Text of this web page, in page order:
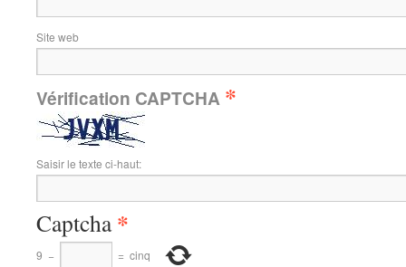
Site web
Vérification CAPTCHA *
Saisir le texte ci-haut:
Captcha*
9 − = cinq